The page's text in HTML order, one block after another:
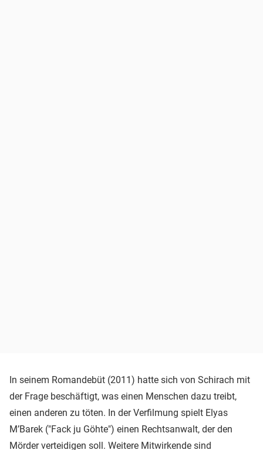
In seinem Romandebüt (2011) hatte sich von Schirach mit
der Frage beschäftigt, was einen Menschen dazu treibt,
einen anderen zu töten. In der Verfilmung spielt Elyas
M’Barek ("Fack ju Göhte") einen Rechtsanwalt, der den
Mörder verteidigen soll. Weitere Mitwirkende sind